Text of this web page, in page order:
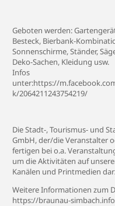
Geboten werden:
Besteck, Bierbank-
Sonnenschirme, Ständer,
Deko-Sachen, Kleidung usw.
Infos
unter:https://
k/2064211243754219/
Die Stadt-, Tourismus- und
GmbH, der/die Veranstalter
fertigen bei o.a.
um die Aktivitäten auf
Kanälen und Printmedien
Weitere Informationen zum
https://braunau-